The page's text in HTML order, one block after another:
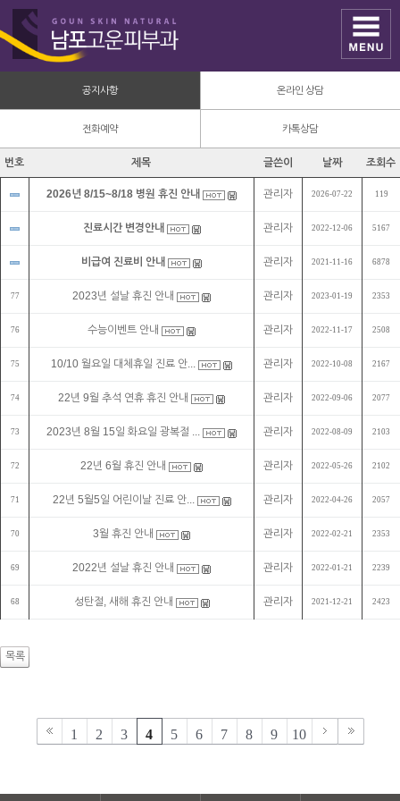
공지사항 온라인 상담
전화예약 카톡상담
번호 제목 글쓴이 날짜 조회수
2026년 8/15~8/18 병원 휴진 안내 관리자 2026-07-22 119
진료시간 변경안내 관리자 2022-12-06 5167
비급여 진료비 안내 관리자 2021-11-16 6878
77 2023년 설날 휴진 안내 관리자 2023-01-19 2353
76 수능이벤트 안내 관리자 2022-11-17 2508
75 10/10 월요일 대체휴일 진료 안... 관리자 2022-10-08 2167
74 22년 9월 추석 연휴 휴진 안내 관리자 2022-09-06 2077
73 2023년 8월 15일 화요일 광복절 ... 관리자 2022-08-09 2103
72 22년 6월 휴진 안내 관리자 2022-05-26 2102
71 22년 5월5일 어린이날 진료 안... 관리자 2022-04-26 2057
70 3월 휴진 안내 관리자 2022-02-21 2353
69 2022년 설날 휴진 안내 관리자 2022-01-21 2239
68 성탄절, 새해 휴진 안내 관리자 2021-12-21 2423
목록
1 2 3 4 5 6 7 8 9 10